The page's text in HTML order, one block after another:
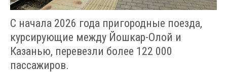
С начала 2026 года пригородные поезда,
курсирующие между Йошкар-Олой и
Казанью, перевезли более 122 000
пассажиров.